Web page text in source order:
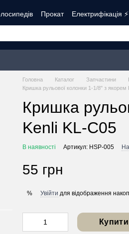
Прокат
Електрифікація ⚡
доставка Обмін та повернення
Головна Каталог Запчастини
Кришка рульової колонки 1-1/8" з якорем
Кришка
Kenli KL-C05
В наявності Артикул: HSP-005
55 грн
% Увійти для відображення
Купити